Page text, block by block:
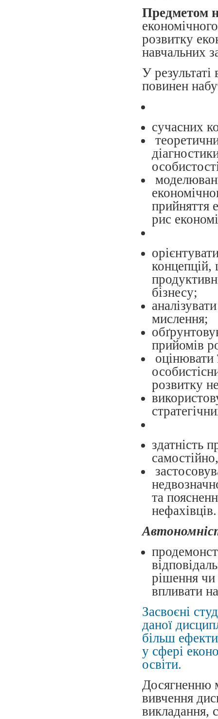
Предметом
розвитку
навчальних
У
повинен
сучасних
прийняття
рис
концепцій,
бізнесу;
мислення;
прийомів
оцінювати
розвитку
здатність
та
нефахівців.
рішення чи
впливати
Засвоєні
даної
більш
у сфері
освіти.
Досягненню
вивчення
викладання,